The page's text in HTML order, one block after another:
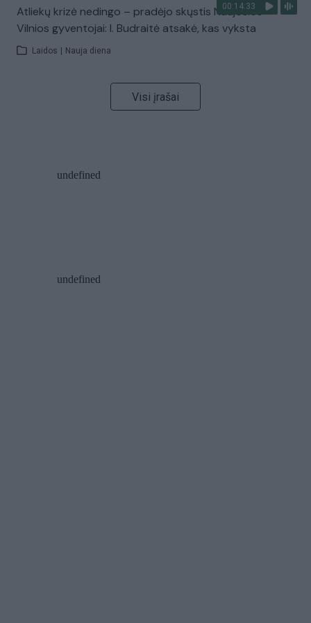
00:14:33
Atliekų krizė nedingo – pradėjo skųstis Naujosios
Vilnios gyventojai: I. Budraitė atsakė, kas vyksta
Laidos Nauja diena
Visi įrašai